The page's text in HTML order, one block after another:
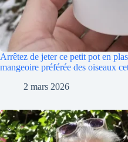
Arrêtez de jeter ce petit pot en
mangeoire préférée des oiseaux
2 mars 2026